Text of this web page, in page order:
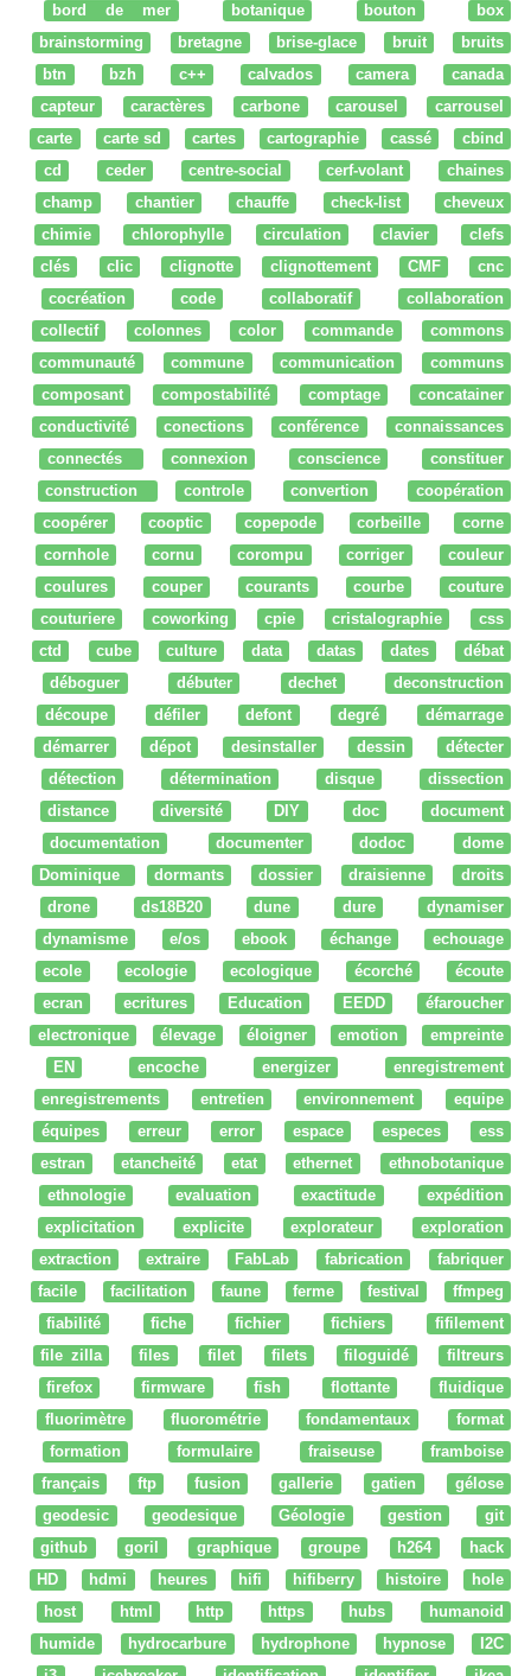
bord de mer
botanique bouton
box
brainstorming
bretagne brise-glace bruit
bruits
btn
bzh c++ calvados camera
canada
capteur
caractères carbone carousel
carrousel
carte
carte sd cartes cartographie cassé
cbind
cd
ceder centre-social cerf-volant
chaines
champ
chantier chauffe check-list
cheveux
chimie
chlorophylle circulation clavier
clefs
clés
clic clignotte clignottement CMF
cnc
cocréation
code collaboratif
collaboration
collectif
colonnes color commande
commons
communauté
commune communication
communs
composant
compostabilité comptage
concatainer
conductivité
conections conférence
connaissances
connectés
connexion conscience
constituer
construction
controle convertion
coopération
coopérer
cooptic copepode corbeille
corne
cornhole
cornu corompu corriger
couleur
coulures
couper courants courbe
couture
couturiere
coworking cpie cristalographie
css
ctd
cube culture data datas dates
débat
déboguer
débuter dechet
deconstruction
découpe
défiler defont degré
démarrage
démarrer
dépot desinstaller dessin
détecter
détection
détermination disque
dissection
distance
diversité DIY doc
document
documentation
documenter dodoc
dome
Dominique
dormants dossier draisienne
droits
drone
ds18B20 dune dure
dynamiser
dynamisme
e/os ebook échange
echouage
ecole
ecologie ecologique écorché
écoute
ecran
ecritures Education EEDD
éfaroucher
electronique
élevage éloigner emotion
empreinte
EN
encoche energizer
enregistrement
enregistrements
entretien environnement
equipe
équipes
erreur error espace especes
ess
estran
etancheité etat ethernet
ethnobotanique
ethnologie
evaluation exactitude
expédition
explicitation
explicite explorateur
exploration
extraction
extraire FabLab fabrication
fabriquer
facile
facilitation faune ferme festival
ffmpeg
fiabilité
fiche fichier fichiers
fifilement
file zilla
files filet filets filoguidé
filtreurs
firefox
firmware fish flottante
fluidique
fluorimètre
fluorométrie fondamentaux
format
formation
formulaire fraiseuse
framboise
français
ftp fusion gallerie gatien
gélose
geodesic
geodesique Géologie gestion
git
github
goril graphique groupe h264
hack
HD
hdmi heures hifi hifiberry histoire
hole
host
html http https hubs
humanoid
humide
hydrocarbure hydrophone hypnose
I2C